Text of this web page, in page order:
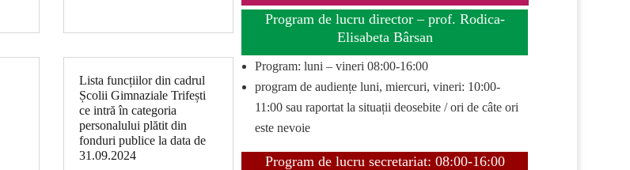
Lista funcțiilor din cadrul
Școlii Gimnaziale Trifești
ce intră în categoria
personalului plătit din
fonduri publice la data de
31.09.2024
Program de lucru director – prof. Rodica-
Elisabeta Bârsan
Program: luni – vineri 08:00-16:00
program de audiențe luni, miercuri, vineri: 10:00-
11:00 sau raportat la situații deosebite / ori de câte ori
este nevoie
Program de lucru secretariat: 08:00-16:00